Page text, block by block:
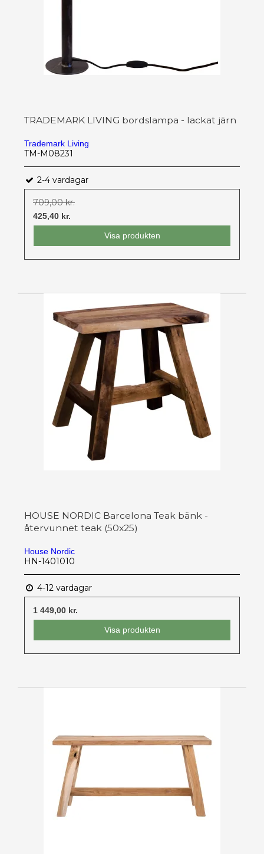
TRADEMARK LIVING bordslampa - lackat järn
Trademark Living
TM-M08231
2-4 vardagar
709,00 kr.
425,40 kr.
Visa produkten
HOUSE NORDIC Barcelona Teak bänk -
återvunnet teak (50x25)
House Nordic
HN-1401010
4-12 vardagar
1 449,00 kr.
Visa produkten